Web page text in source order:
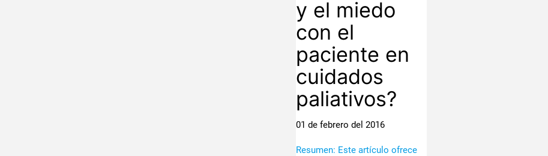
y el miedo
con el
paciente en
cuidados
paliativos?
01 de febrero del 2016
Resumen: Este artículo ofrece